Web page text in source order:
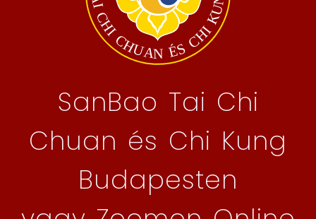
SanBao Tai Chi
Chuan és Chi Kung
Budapesten